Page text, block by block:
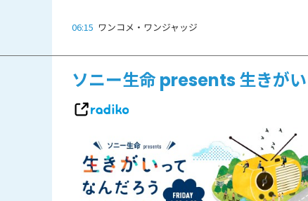
06:15 ワンコメ・ワンジャッジ
ソニー生命 presents 生きが